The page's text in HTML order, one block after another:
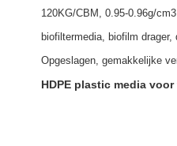
120KG/CBM, 0.95-0.96g/cm3
biofiltermedia, biofilm
Opgeslagen, gemakkelijke
HDPE plastic media